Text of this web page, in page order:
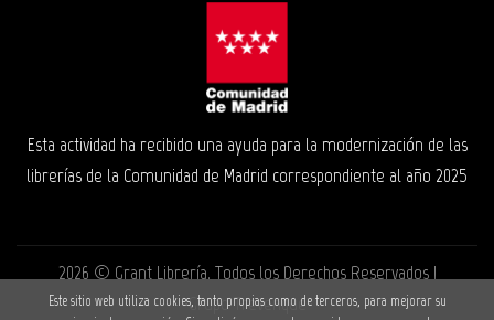
Esta actividad ha recibido una ayuda para la modernización de las
librerías de la Comunidad de Madrid correspondiente al año 2025
2026 © Grant Librería. Todos los Derechos Reservados |
Grupo Trevenque
Este sitio web utiliza cookies, tanto propias como de terceros, para mejorar su